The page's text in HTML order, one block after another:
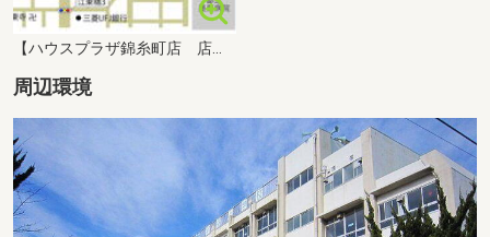
【ハウスプラザ錦糸町店 店舗案内図】キッズルームもございます。お気軽にご来店ください。
周辺環境